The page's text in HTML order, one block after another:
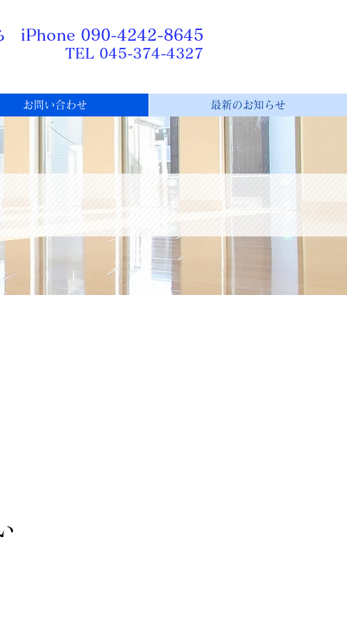
iPhone ​090-4242-8645
TEL 045-374-4327
お問い合わせ 最新のお知らせ